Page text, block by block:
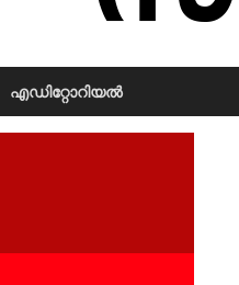
എഡിറ്റോറിയല്‍